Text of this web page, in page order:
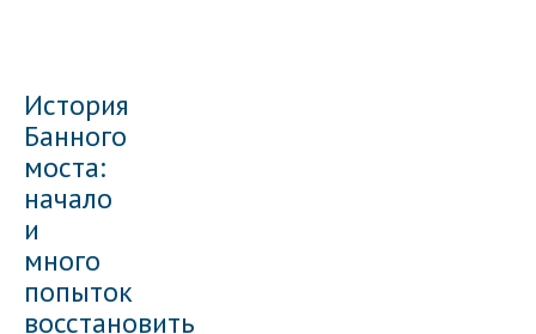
История
Банного
моста:
начало
и
много
попыток
восстановить